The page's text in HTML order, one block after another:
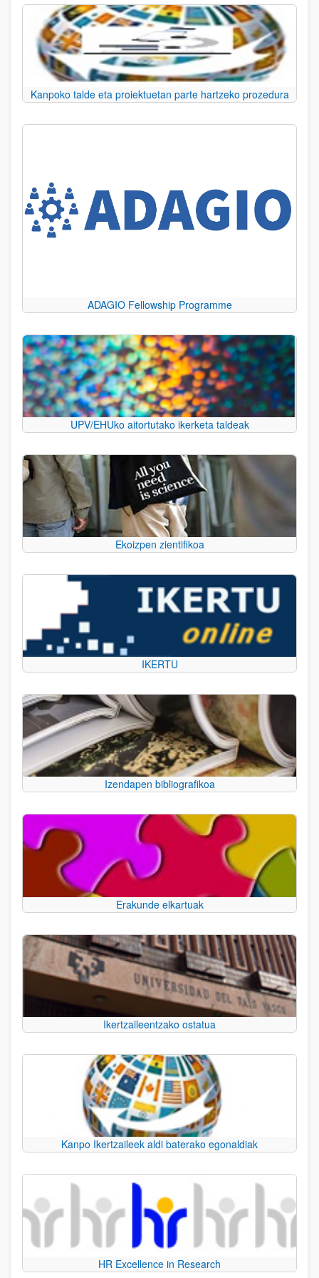
Kanpoko talde eta proiektuetan parte hartzeko prozedura
ADAGIO Fellowship Programme
UPV/EHUko aitortutako ikerketa taldeak
Ekoizpen zientifikoa
IKERTU
Izendapen bibliografikoa
Erakunde elkartuak
Ikertzaileentzako ostatua
Kanpo Ikertzaileek aldi baterako egonaldiak
HR Excellence in Research